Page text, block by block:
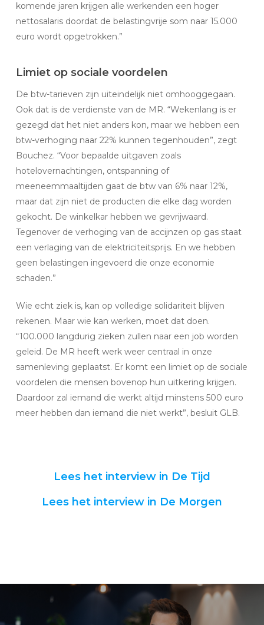
komende jaren krijgen alle werkenden een hoger
nettosalaris doordat de belastingvrije som naar 15.000
euro wordt opgetrokken.”
Limiet op sociale voordelen
De btw-tarieven zijn uiteindelijk niet omhooggegaan.
Ook dat is de verdienste van de MR. “Wekenlang is er
gezegd dat het niet anders kon, maar we hebben een
btw-verhoging naar 22% kunnen tegenhouden”, zegt
Bouchez. “Voor bepaalde uitgaven zoals
hotelovernachtingen, ontspanning of
meeneemmaaltijden gaat de btw van 6% naar 12%,
maar dat zijn niet de producten die elke dag worden
gekocht. De winkelkar hebben we gevrijwaard.
Tegenover de verhoging van de accijnzen op gas staat
een verlaging van de elektriciteitsprijs. En we hebben
geen belastingen ingevoerd die onze economie
schaden.”
Wie echt ziek is, kan op volledige solidariteit blijven
rekenen. Maar wie kan werken, moet dat doen.
“100.000 langdurig zieken zullen naar een job worden
geleid. De MR heeft werk weer centraal in onze
samenleving geplaatst. Er komt een limiet op de sociale
voordelen die mensen bovenop hun uitkering krijgen.
Daardoor zal iemand die werkt altijd minstens 500 euro
meer hebben dan iemand die niet werkt”, besluit GLB.
Lees het interview in De Tijd
Lees het interview in De Morgen